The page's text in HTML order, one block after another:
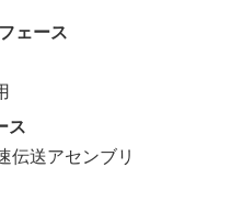
ェース
ス
伝送アセンブリ